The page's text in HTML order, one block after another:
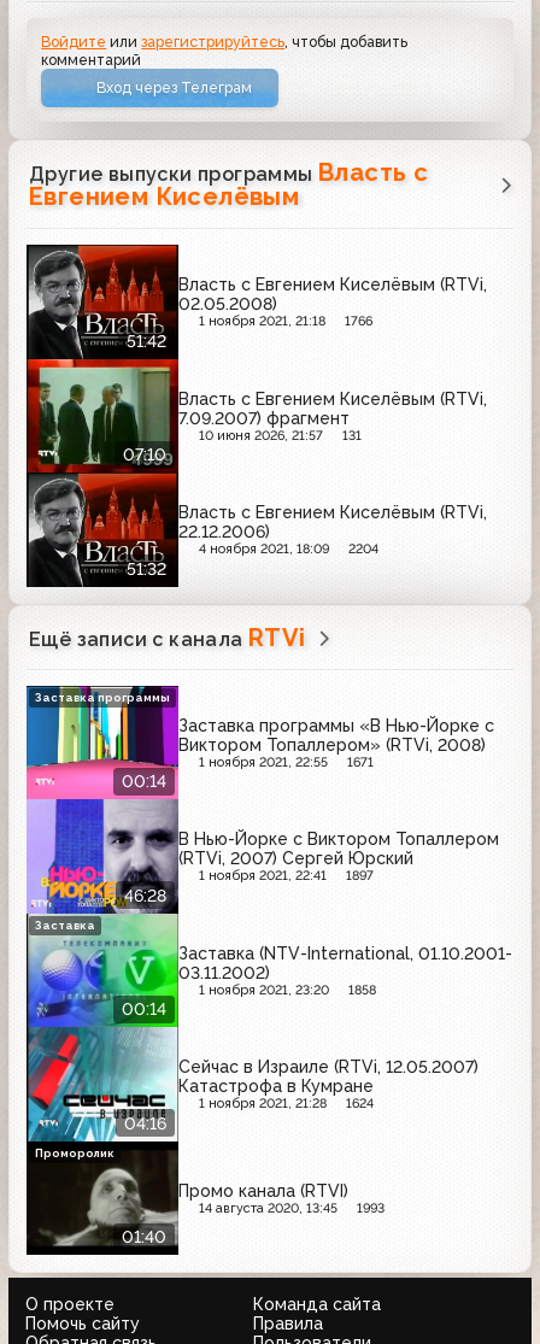
Войдите илизарегистрируйтесь , чтобы добавить
комментарий
Вход через Телеграм
Другие выпуски программы Власть с
Евгением Киселёвым
51:42
Власть с Евгением Киселёвым (RTVi,
02.05.2008)
1 ноября 2021, 21:18 1766
07:10
Власть с Евгением Киселёвым (RTVi,
7.09.2007) фрагмент
10 июня 2026, 21:57 131
51:32
Власть с Евгением Киселёвым (RTVi,
22.12.2006)
4 ноября 2021, 18:09 2204
Ещё записи с канала RTVi
00:14
Заставка программы «В Нью-Йорке с
Виктором Топаллером» (RTVi, 2008)
1 ноября 2021, 22:55 1671
Заставка программы
46:28
В Нью-Йорке с Виктором Топаллером
(RTVi, 2007) Сергей Юрский
1 ноября 2021, 22:41 1897
00:14
Заставка (NTV-International, 01.10.2001-
03.11.2002)
1 ноября 2021, 23:20 1858
Заставка
04:16
Сейчас в Израиле (RTVi, 12.05.2007)
Катастрофа в Кумране
1 ноября 2021, 21:28 1624
01:40
Промо канала (RTVI)
14 августа 2020, 13:45 1993
Проморолик
О проекте
Команда сайта
Помочь сайту
Правила